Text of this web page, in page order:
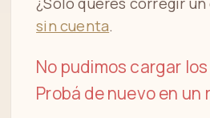
sin cuenta.
No pudimos cargar
Probá de nuevo en un